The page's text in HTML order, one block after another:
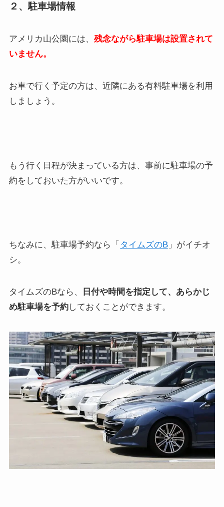
２、駐車場情報
アメリカ山公園には、 残念ながら駐車場は設置されて
いません。
お車で行く予定の方は、近隣にある有料駐車場を利用
しましょう。
もう行く日程が決まっている方は、事前に駐車場の予
約をしておいた方がいいです。
ちなみに、駐車場予約なら「 タイムズのB」がイチオ
シ。
タイムズのBなら、
日付や時間を指定して、あらかじ
め駐車場を予約しておくことができます。